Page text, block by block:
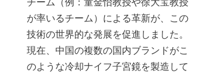
が率いるチーム）による革新が、この
技術の世界的な発展を促進しました。
現在、中国の複数の国内ブランドがこ
のような冷却ナイフ子宮鏡を製造して